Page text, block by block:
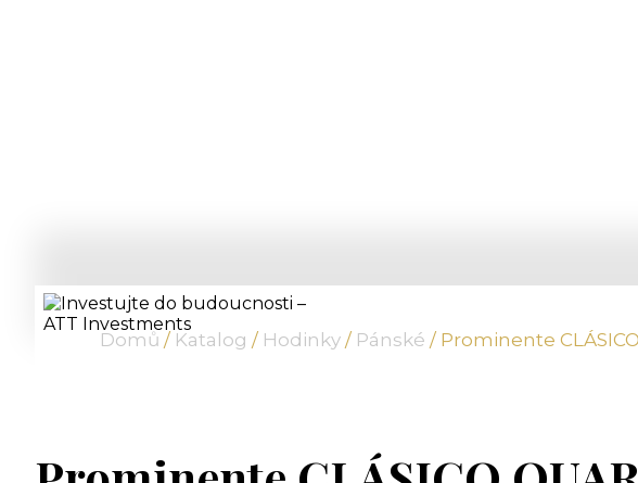
Domů / Katalog / Hodinky / Pánské / Prominente